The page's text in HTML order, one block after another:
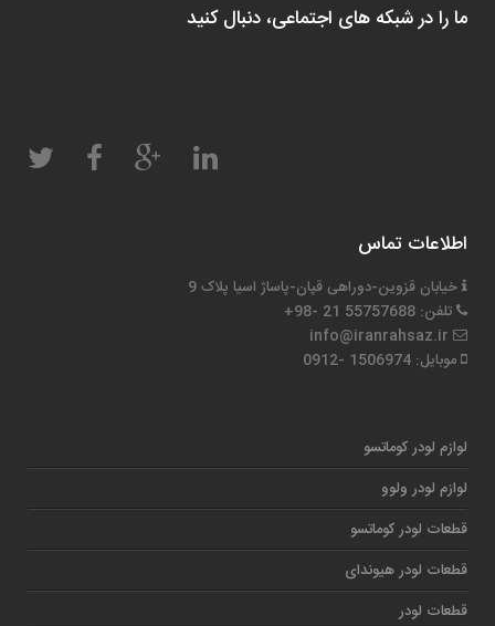
ما را در شبکه های اجتماعی، دنبال کنید
اطلاعات تماس
خیابان قزوین-دوراهی قپان-پاساژ اسیا پلاک 9
تلفن: 55757688 21 -98+
موبایل: 1506974 -0912
لوازم لودر کوماتسو
لوازم لودر ولوو
قطعات لودر کوماتسو
قطعات لودر هیوندای
قطعات لودر